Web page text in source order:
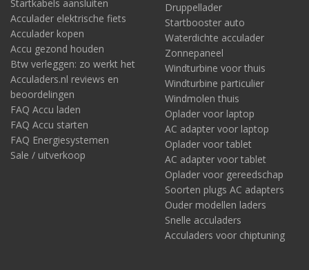
Startkabels aansluiten
Acculader elektrische fiets
Acculader kopen
Accu gezond houden
Btw verleggen: zo werkt het
Acculaders.nl reviews en
beoordelingen
FAQ Accu laden
FAQ Accu starten
FAQ Energiesystemen
Sale / uitverkoop
Druppellader
Startbooster auto
Waterdichte acculader
Zonnepaneel
Windturbine voor thuis
Windturbine particulier
Windmolen thuis
Oplader voor laptop
AC adapter voor laptop
Oplader voor tablet
AC adapter voor tablet
Oplader voor gereedschap
Soorten plugs AC adapters
Ouder modellen laders
Snelle acculaders
Acculaders voor chiptuning